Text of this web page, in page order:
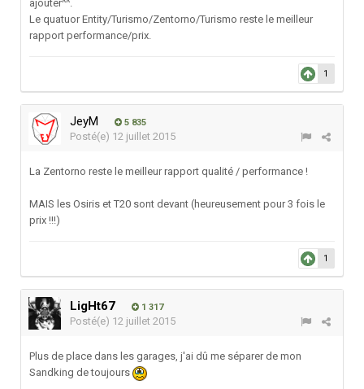
ajouter^^.
Le quatuor Entity/Turismo/Zentorno/Turismo reste le meilleur
rapport performance/prix.
1
JeyM 5 835
Posté(e) 12 juillet 2015
La Zentorno reste le meilleur rapport qualité / performance !
MAIS les Osiris et T20 sont devant (heureusement pour 3 fois le
prix !!!)
1
LigHt67 1 317
Posté(e) 12 juillet 2015
Plus de place dans les garages, j'ai dû me séparer de mon
Sandking de toujours